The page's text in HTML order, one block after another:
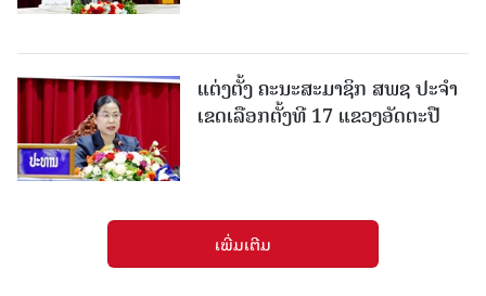
ແຕ່ງຕັ້ງ ຄະນະສະມາຊິກ ສພຊ ປະຈຳ
ເຂດເລືອກຕັ້ງທີ 17 ແຂວງອັດຕະປື
ເພີ່ມເຕີມ